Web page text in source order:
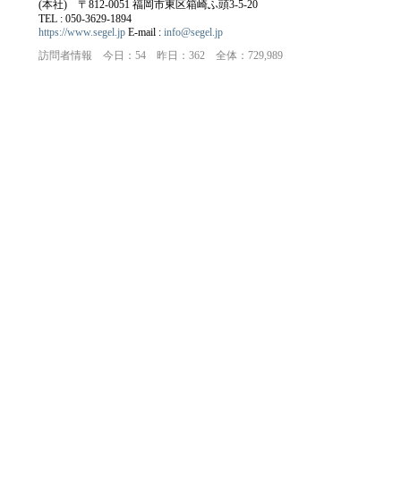
(本社) 〒812-0051 福岡市東区箱崎ふ頭3-5-20
TEL : 050-3629-1894
https://www.segel.jp E-mail : info@segel.jp
訪問者情報 今日：54 昨日：362 全体：729,989